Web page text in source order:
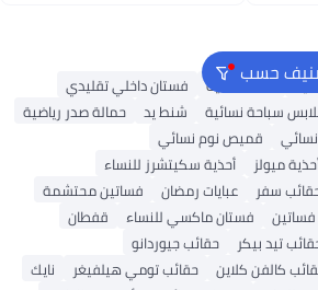
حسب
شنط نسائية
فستان داخلي تقليدي
سباحة نسائية شنط يد
حمالة صدر رياضية
قميص نوم نسائي
ميولز
أحذية سكيتشرز للنساء
سفر عبايات رمضان
فساتين محتشمة
فساتين فستان ماكسي للنساء
قفطان
تيد بيكر
حقائب جيوردانو
كالفن كلاين حقائب تومي هيلفيغر
نايك